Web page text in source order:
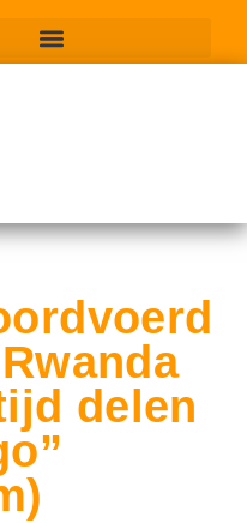
delen